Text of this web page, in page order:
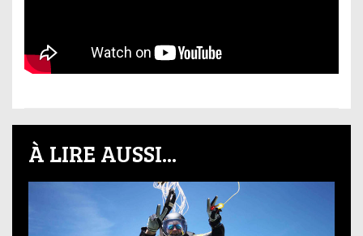
À LIRE AUSSI...